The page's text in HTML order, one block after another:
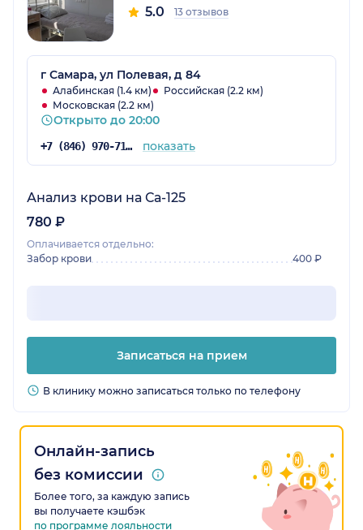
5.0 13 отзывов
г Самара, ул Полевая, д 84
Алабинская (1.4 км)
Российская (2.2 км)
Московская (2.2 км)
Открыто до 20:00
+7 (846) 970-71-85 показать
Анализ крови на Са-125
780 ₽
Оплачивается отдельно:
Забор крови
400 ₽
Записаться на прием
В клинику можно записаться только по телефону
Онлайн-запись
без комиссии
Более того, за каждую запись
вы получаете кэшбэк
по программе лояльности